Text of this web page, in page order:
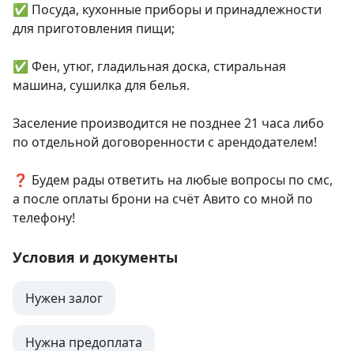
✅ Посуда, кухонные приборы и принадлежности
для приготовления пищи;
✅ Фен, утюг, гладильная доска, стиральная
машина, сушилка для белья.
Заселение производится не позднее 21 часа либо
по отдельной договоренности с арендодателем!
❓ Будем рады ответить на любые вопросы по смс,
а после оплаты брони на счёт Авито со мной по
телефону!
Условия и документы
Нужен залог
Нужна предоплата